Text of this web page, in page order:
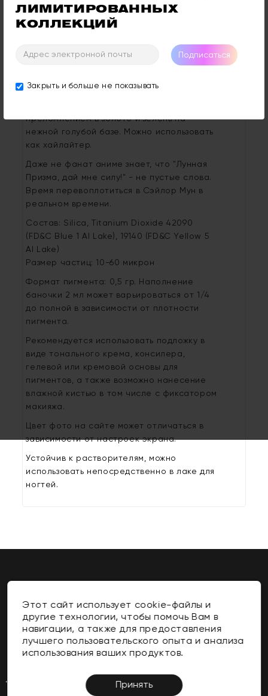
ЛИМИТИРОВАННЫХ
КОЛЛЕКЦИЙ
Подписаться
Закрыть и больше не показывать
Отзывы: 0
преломлением в золото и зелень на
нежной голубой базе. Можно использовать
как хайлайтер.
Даже не фанат аниме знает, что "Лунная
Призма, дай мне силу!" - не пустые слова.
Время перевоплотиться в Сэйлор Мун в
реальном времени.
Состав: Silica, Titanium Dioxide 42090
(FD&C Blue 1 Al Lake), 19140 (FD&C Yellow 5
Al Lake)
Размер частиц: 10-60 микрон
Формат пигмента: 0,5 гр. Наполнение
баночки 2 мл может варьироваться от 1/4
до полной в зависимости от плотности
пигмента.
Рекомендуется использовать подложку в
виде тонального крема, консилера,
гелевой или кремовой основы для
пигментов, а также возможно нанесение
влажной кистью в том числе с фиксатором
макияжа.
Цвет фото на сайте может отличаться в
зависимости от настроек экрана.
Устойчив к растворителям, можно
использовать непосредственно в лаке для
ногтей.
Этот сайт использует cookie-файлы и
другие технологии, чтобы помочь Вам в
навигации, а также для предоставления
лучшего пользовательского опыта и анализа
использования ваших продуктов.
Принять
Контакты
Личный Кабинет
Поддержка Клиентов